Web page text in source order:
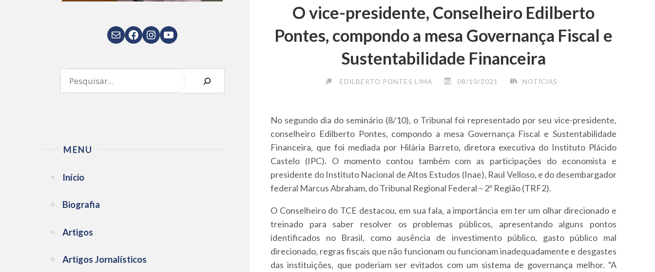
E-mailFacebook
Instagram
Youtube
MENU
Início
Biografia
Artigos
Artigos Jornalísticos
O vice-presidente, Conselheiro Edilberto
Pontes, compondo a mesa Governança Fiscal e
Sustentabilidade Financeira
EDILBERTO PONTES LIMA 08/10/2021 NOTÍCIAS
No segundo dia do seminário (8/10), o Tribunal foi representado por seu vice-presidente,
conselheiro Edilberto Pontes, compondo a mesa Governança Fiscal e Sustentabilidade
Financeira, que foi mediada por Hilária Barreto, diretora executiva do Instituto Plácido
Castelo (IPC). O momento contou também com as participações do economista e
presidente do Instituto Nacional de Altos Estudos (Inae), Raul Velloso, e do desembargador
federal Marcus Abraham, do Tribunal Regional Federal – 2ª Região (TRF2).
O Conselheiro do TCE destacou, em sua fala, a importância em ter um olhar direcionado e
treinado para saber resolver os problemas públicos, apresentando alguns pontos
identificados no Brasil, como ausência de investimento público, gasto público mal
direcionado, regras fiscais que não funcionam ou funcionam inadequadamente e desgastes
das instituições, que poderiam ser evitados com um sistema de governança melhor. “A